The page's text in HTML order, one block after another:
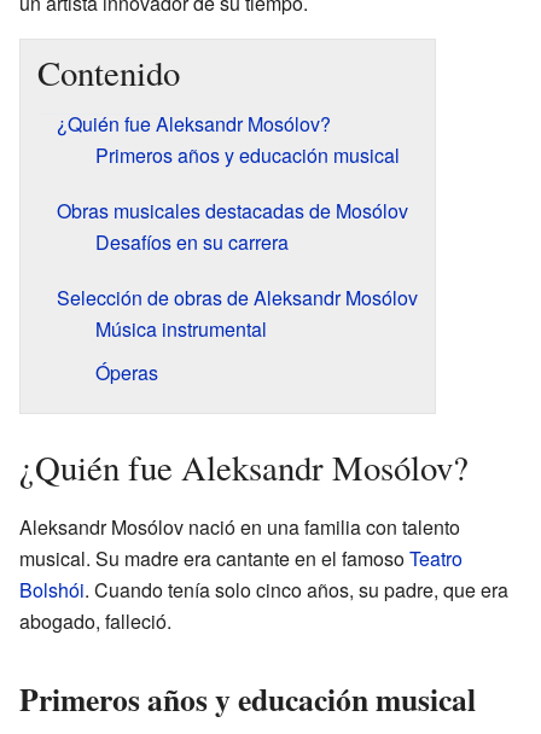
Contenido
¿Quién fue Aleksandr Mosólov?
Primeros años y educación musical
Obras musicales destacadas de Mosólov
Desafíos en su carrera
Selección de obras de Aleksandr Mosólov
Música instrumental
Óperas
¿Quién fue Aleksandr Mosólov?
Aleksandr Mosólov nació en una familia con talento
musical. Su madre era cantante en el famosoTeatro
Bolshói. Cuando tenía solo cinco años, su padre, que era
abogado, falleció.
Primeros años y educación musical